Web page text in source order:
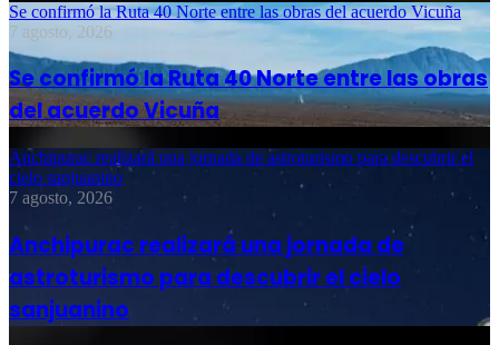
Se confirmó la Ruta 40 Norte entre las obras del acuerdo Vicuña
7 agosto, 2026
Se confirmó la Ruta 40 Norte entre las obras
del acuerdo Vicuña
Anchipurac realizará una jornada de astroturismo para descubrir el
cielo sanjuanino
7 agosto, 2026
Anchipurac realizará una jornada de
astroturismo para descubrir el cielo
sanjuanino